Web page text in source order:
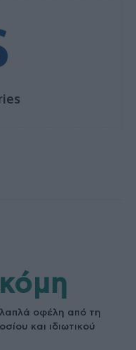
οφέλη από τη
και ιδιωτικού